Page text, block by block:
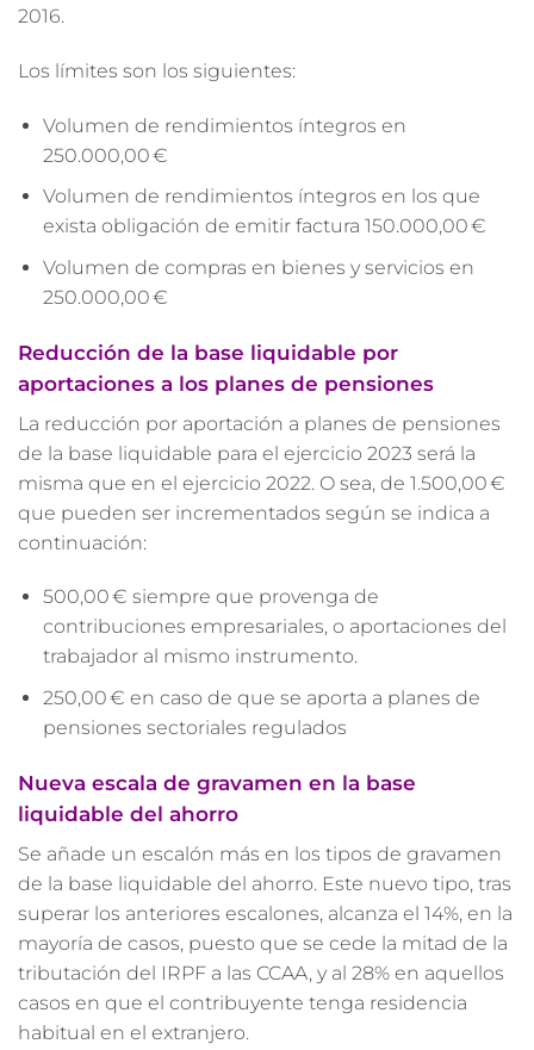
2016.
Los límites son los siguientes:
Volumen de rendimientos íntegros en
250.000,00 €
Volumen de rendimientos íntegros en los que
exista obligación de emitir factura 150.000,00 €
Volumen de compras en bienes y servicios en
250.000,00 €
Reducción de la base liquidable por
aportaciones a los planes de pensiones
La reducción por aportación a planes de pensiones
de la base liquidable para el ejercicio 2023 será la
misma que en el ejercicio 2022. O sea, de 1.500,00 €
que pueden ser incrementados según se indica a
continuación:
500,00 € siempre que provenga de
contribuciones empresariales, o aportaciones del
trabajador al mismo instrumento.
250,00 € en caso de que se aporta a planes de
pensiones sectoriales regulados
Nueva escala de gravamen en la base
liquidable del ahorro
Se añade un escalón más en los tipos de gravamen
de la base liquidable del ahorro. Este nuevo tipo, tras
superar los anteriores escalones, alcanza el 14%, en la
mayoría de casos, puesto que se cede la mitad de la
tributación del IRPF a las CCAA, y al 28% en aquellos
casos en que el contribuyente tenga residencia
habitual en el extranjero.